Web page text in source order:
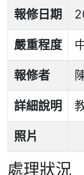
報修日期
嚴重程度
報修者
詳細說明
照片
處理狀況